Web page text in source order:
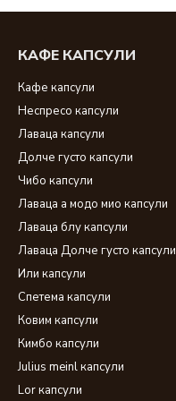
КАФЕ КАПСУЛИ
Кафе капсули
Неспресо капсули
Лаваца капсули
Долче густо капсули
Чибо капсули
Лаваца а модо мио капсули
Лаваца блу капсули
Лаваца Долче густо капсули
Или капсули
Спетема капсули
Ковим капсули
Кимбо капсули
Julius meinl капсули
Lor капсули